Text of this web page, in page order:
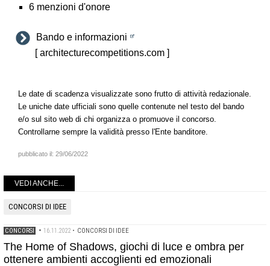
6 menzioni d'onore
Bando e informazioni
[ architecturecompetitions.com ]
Le date di scadenza visualizzate sono frutto di attività redazionale.
Le uniche date ufficiali sono quelle contenute nel testo del bando
e/o sul sito web di chi organizza o promuove il concorso.
Controllarne sempre la validità presso l'Ente banditore.
pubblicato il: 29/06/2022
VEDI ANCHE...
CONCORSI DI IDEE
CONCORSI • 16.11.2022 • CONCORSI DI IDEE
The Home of Shadows, giochi di luce e ombra per
ottenere ambienti accoglienti ed emozionali